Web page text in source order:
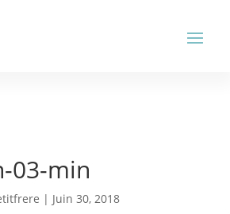
03-min
| Juin 30, 2018